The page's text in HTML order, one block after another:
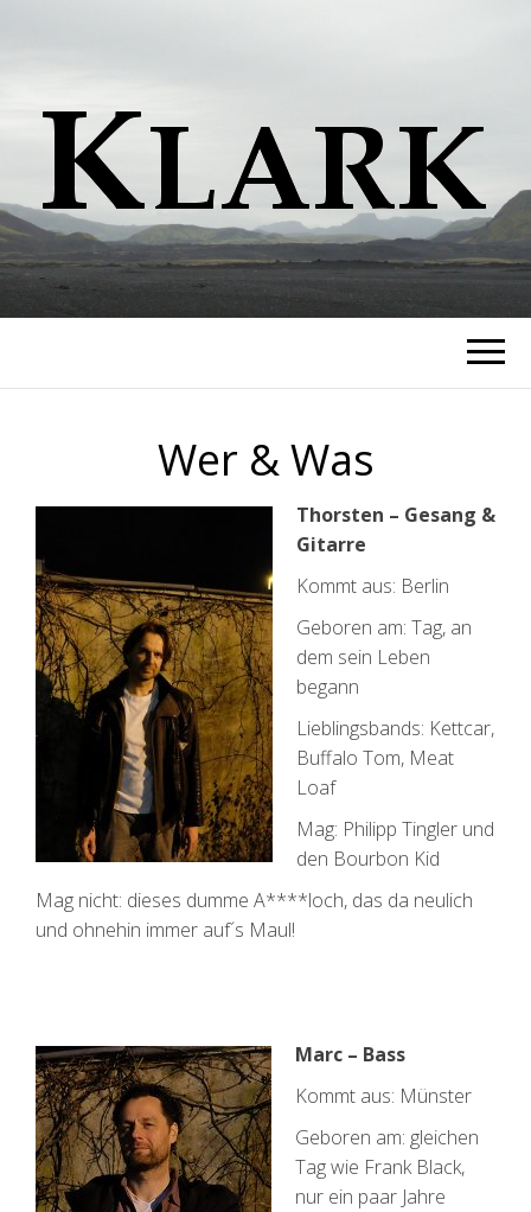
KLARK
Independent Pop
Wer & Was
Thorsten – Gesang &
Gitarre
Kommt aus: Berlin
Geboren am: Tag, an
dem sein Leben
begann
Lieblingsbands: Kettcar,
Buffalo Tom, Meat
Loaf
Mag: Philipp Tingler und
den Bourbon Kid
Mag nicht: dieses dumme A****loch, das da neulich
und ohnehin immer auf´s Maul!
Marc – Bass
Kommt aus: Münster
Geboren am: gleichen
Tag wie Frank Black,
nur ein paar Jahre